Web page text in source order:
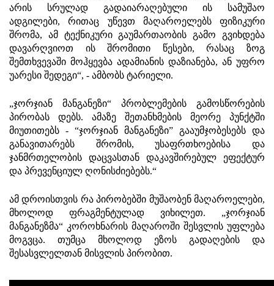
არის სრულად გადაიარაღებული ის სამუშაო
ადგილები, რითაც უწევთ მაღაროელებს ფიზიკური
შრომა, ამ ტექნიკური გაუმართაობის გამო გვიხდება
დავარღვიოთ ის შრომითი წესები, რასაც ზოგ
შემთხვევაში მოჰყევბა ადამიანის დაზიანება, ან უფრო
უარესი შედეგი“, - ამბობს ტარიელი.
„ჯორჯიან მანგანეზი“ პრობლემების გამოსწორების
პირობას დებს. ამაზე შეთანხმების მეორე პუნქტში
მიუთითებს - “ჯორჯიან მანგანეზი” გააუმჯობესებს და
განავითარებს შრომის, უსაფრთხოებისა და
ჯანმრთელობის დაცვასთან დაკავშირებულ ეფექტურ
და პრევენციულ ღონისძიებებს.“
ამ დროისთვის რა პირობებში მუშაობენ მაღაროელები,
მხოლოდ ფრაგმენტულად ვიხილეთ. „ჯორჯიან
მანგანეზმა“ კოროხნარის მაღაროში შესვლის უფლება
მოგვცა. თუმცა მხოლოდ ეზოს გადაღების და
შესასვლელთან მისვლის პირობით.